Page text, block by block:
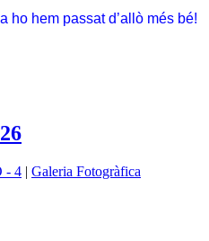
ho hem passat d’allò més bé!
- 4 | Galeria Fotogràfica